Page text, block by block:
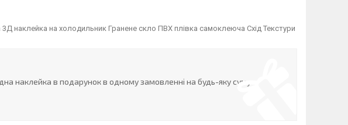
наклейка на холодильник Гранене скло ПВХ плівка самоклеюча Схід Текстури
наклейка в подарунок в одному замовленні на будь-яку суму